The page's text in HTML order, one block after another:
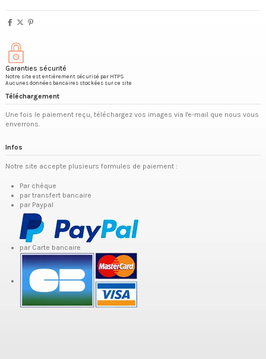
Garanties sécurité
Notre site est entièrement sécurisé par HTPS
Aucunes données bancaires stockées sur ce site
Téléchargement
Une fois le paiement reçu, téléchargez vos images via l'e-mail que nous vous
enverrons.
Infos
Notre site accepte plusieurs formules de paiement :
Par chèque
par transfert bancaire
par Paypal
par Carte bancaire